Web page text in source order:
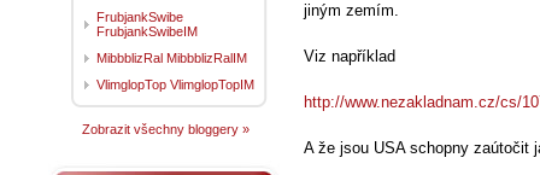
jiným zemím.
Viz například
http://www.nezakladnam.cz/cs/
A že jsou USA schopny zaútočit
FrubjankSwibe
FrubjankSwibeIM
MibbblizRal MibbblizRalIM
VlimglopTop VlimglopTopIM
Zobrazit všechny bloggery »